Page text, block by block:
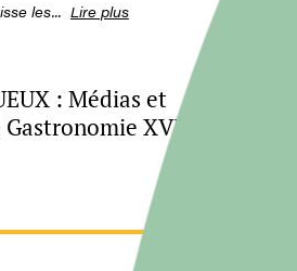
les... Lire plus
: Médias et
XVIIe- XXIe